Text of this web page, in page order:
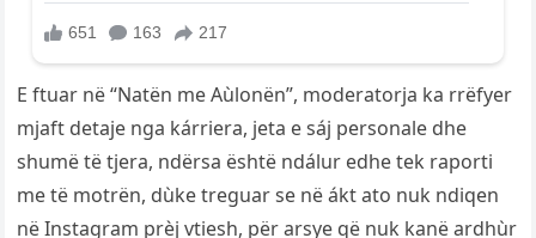
E ftuar në “Natën me Aùlonën”, moderatorja ka rrëfyer
mjaft detaje nga kárriera, jeta e sáj personale dhe
shumë të tjera, ndërsa është ndálur edhe tek raporti
me të motrën, dùke treguar se në ákt ato nuk ndiqen
në Instagram prèj vtiesh, për arsye që nuk kanë ardhùr